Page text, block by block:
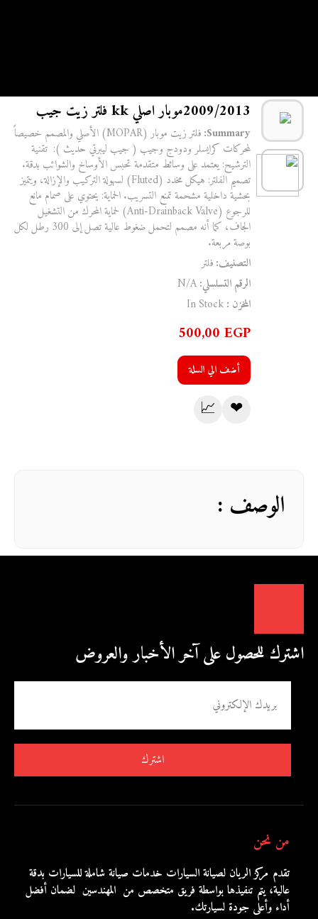
2009/2013موبار اصلي kk فلتر زيت جيب
Summary:
فلتر زيت موبار (MOPAR) الأصلي والمصمم خصيصاً
لمحركات كرايسلر ودودج وجيب ( جيب ليبرتي حديث ): تقنية
الترشيح: يعتمد على وسائط متقدمة تحبس الأوساخ والشوائب بدقة.
تصميم الفلتر: هيكل مخدد (Fluted) لسهولة التركيب والإزالة، ويتميز
بحشية داخلية مشحمة تمنع التسريب. الحماية: يحتوي على صمام مانع
للرجوع (Anti-Drainback Valve) لحماية المحرك من التشغيل
الجاف، كما أنه مصمم لتحمل ضغوط عالية تصل إلى 300 رطل لكل
بوصة مربعة.
التصنيف:فلتر
الرقم التسلسلي:
المخزن :
500,00 EGP
أضف الي السلة
❤
📈
الوصف :
اشترك للحصول على آخر الأخبار والعروض
اشترك
من نحن
تقدم مركز الريان لصيانة السيارات خدمات صيانة شاملة للسيارات بدقة
عالية، يتم تنفيذها بواسطة فريق متخصص من المهندسين لضمان أفضل
أداء وأعلى جودة لسيارتك.